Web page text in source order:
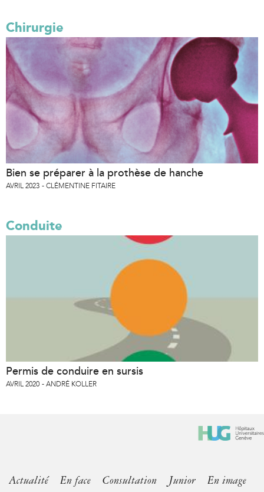
Chirurgie
Bien se préparer à la prothèse de hanche
AVRIL 2023 CLÉMENTINE FITAIRE
Conduite
Permis de conduire en sursis
AVRIL 2020 ANDRÉ KOLLER
Actualité En face Consultation Junior
En image